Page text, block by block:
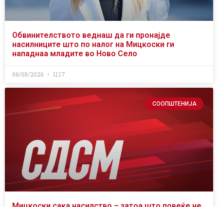
Обвинителството веднаш да ги пронајде
насилниците што по налог на Мицкоски ги
нападнаа младите во Ново Село
06/08/2026 11:17
СООПШТЕНИЈА